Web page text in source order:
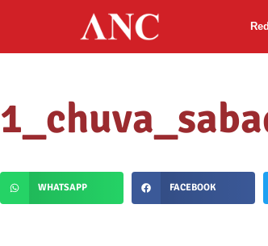
WHATSAPP FACEBOOK